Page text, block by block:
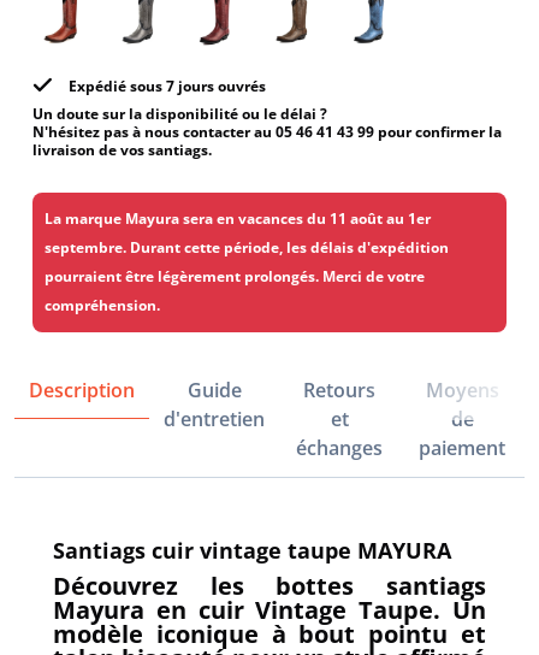
Expédié sous 7 jours ouvrés
Un doute sur la disponibilité ou le délai ?
N'hésitez pas à nous contacter au 05 46 41 43 99 pour confirmer la
livraison de vos santiags.
La marque Mayura sera en vacances du 11 août au 1er
septembre. Durant cette période, les délais d'expédition
pourraient être légèrement prolongés. Merci de votre
compréhension.
Description
Guide
d'entretien
Retours
et
échanges
Moyens
de
paiement
Santiags cuir vintage taupe MAYURA
Découvrez les bottes santiags
Mayura en cuir Vintage Taupe. Un
modèle iconique à bout pointu et